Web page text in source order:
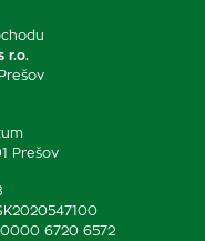
r.o.
Prešov
6720 6572